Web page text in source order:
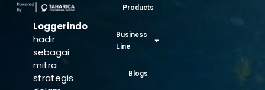
Loggerindo
hadir
sebagai
mitra
strategis
Products
Business
Line
Blogs